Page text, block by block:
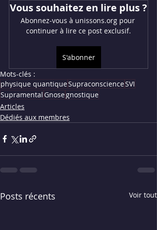
Vous souhaitez en lire plus ?
Abonnez-vous à unissons.org pour
continuer à lire ce post exclusif.
S'abonner
Mots-clés :
physique quantiqueSupraconscienceSVI
SupramentalGnosegnostique
Articles
Dédiés aux membres
Posts récents Voir tout